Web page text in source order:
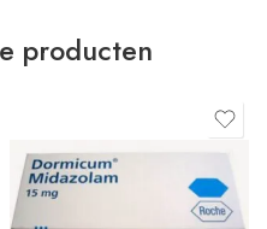
producten